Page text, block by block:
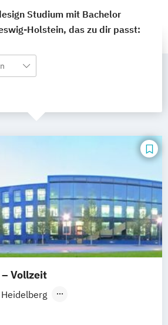
Studium mit Bachelor
Holstein, das zu dir passt:
Vollzeit
Heidelberg